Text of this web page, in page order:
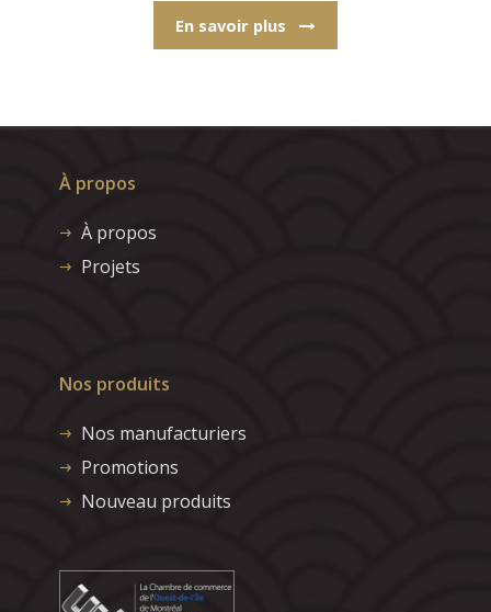
En savoir plus
À propos
À propos
Projets
Nos produits
Nos manufacturiers
Promotions
Nouveau produits